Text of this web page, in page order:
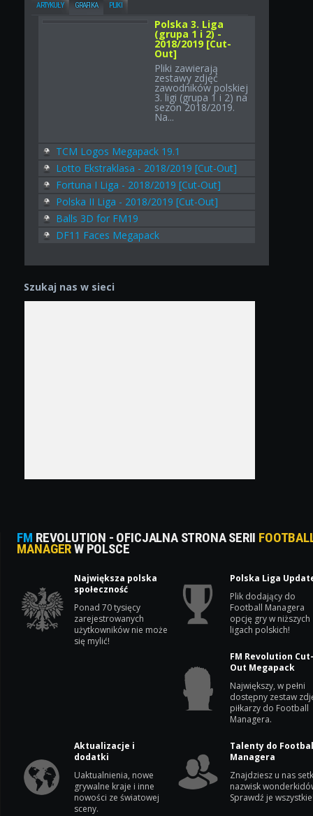
ARTYKUŁY GRAFIKA PLIKI
Polska 3. Liga
(grupa 1 i 2) -
2018/2019 [Cut-
Out]
Pliki zawierają
zestawy zdjęć
zawodników polskiej
3. ligi (grupa 1 i 2) na
sezon 2018/2019.
Na...
TCM Logos Megapack 19.1
Lotto Ekstraklasa - 2018/2019 [Cut-Out]
Fortuna I Liga - 2018/2019 [Cut-Out]
Polska II Liga - 2018/2019 [Cut-Out]
Balls 3D for FM19
DF11 Faces Megapack
Szukaj nas w sieci
FM REVOLUTION - OFICJALNA STRONA SERII
MANAGERW POLSCE
Największa polska
społeczność
Ponad 70 tysięcy
zarejestrowanych
użytkowników nie może
się mylić!
Polska Liga
Plik dodający do
Football Managera
opcję gry w niższych
ligach polskich!
FM Revolution
Out Megapack
Największy, w pełni
dostępny zestaw
piłkarzy do Football
Managera.
Aktualizacje i
dodatki
Uaktualnienia, nowe
grywalne kraje i inne
nowości ze światowej
sceny.
Talenty do
Managera
Znajdziesz u nas
nazwisk
Sprawdź je